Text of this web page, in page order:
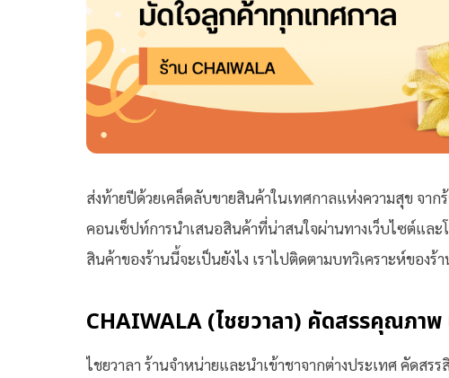
ส่งท้ายปีด้วยเคล็ดลับขายสินค้าในเทศกาลแห่งความสุข จาก
คอนเซ็ปท์การนำเสนอสินค้าที่น่าสนใจผ่านทางเว็บไซต์และ
สินค้าของร้านนี้จะเป็นยังไง เราไปติดตามบทวิเคราะห์ของร้
CHAIWALA (ไชยวาลา) คัดสรรคุณภาพ
ไชยวาลา ร้านจำหน่ายและนำเข้าชาจากต่างประเทศ คัดส